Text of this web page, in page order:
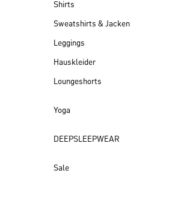
Shirts
Sweatshirts & Jacken
Leggings
Hauskleider
Loungeshorts
Yoga
DEEPSLEEPWEAR
Sale